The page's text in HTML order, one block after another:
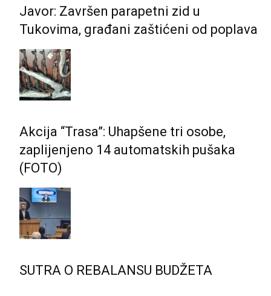
Javor: Završen parapetni zid u
Tukovima, građani zaštićeni od poplava
Akcija “Trasa”: Uhapšene tri osobe,
zaplijenjeno 14 automatskih pušaka
(FOTO)
SUTRA O REBALANSU BUDŽETA